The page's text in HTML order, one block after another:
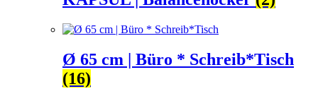
Ø 65 cm | Büro * Schreib*Tisch
(16)